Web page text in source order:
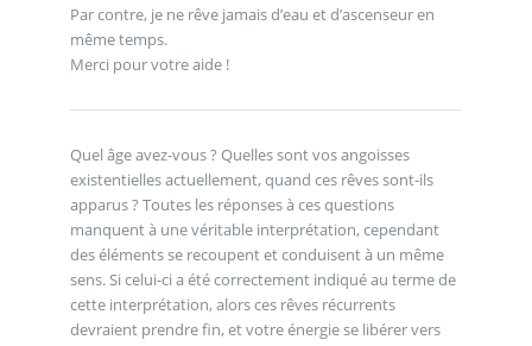
Par contre, je ne rêve jamais d’eau et d’ascenseur en
même temps.
Merci pour votre aide !
Quel âge avez-vous ? Quelles sont vos angoisses
existentielles actuellement, quand ces rêves sont-ils
apparus ? Toutes les réponses à ces questions
manquent à une véritable interprétation, cependant
des éléments se recoupent et conduisent à un même
sens. Si celui-ci a été correctement indiqué au terme de
cette interprétation, alors ces rêves récurrents
devraient prendre fin, et votre énergie se libérer vers